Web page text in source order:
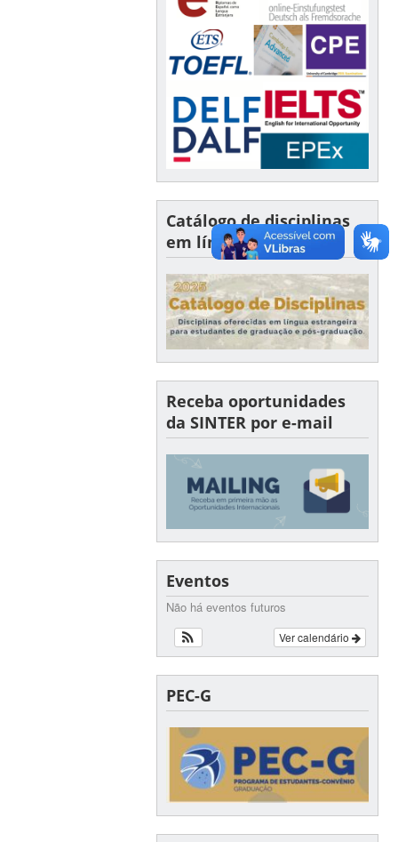
Catálogo de disciplinas
em língua estrangeira
Receba oportunidades
da SINTER por e-mail
Eventos
Não há eventos futuros
Ver calendário
PEC-G